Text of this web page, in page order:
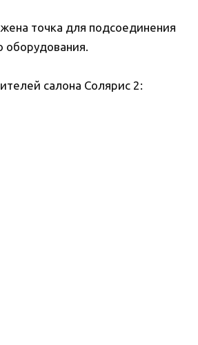
точка для подсоединения
оборудования.
салона Солярис 2: